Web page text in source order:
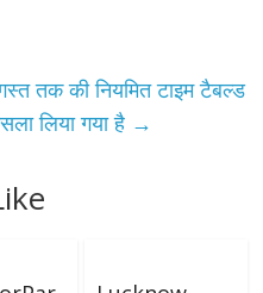
तक की नियमित टाइम टैबल्ड
लिया गया है →